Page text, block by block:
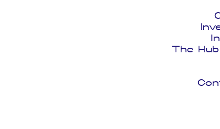
The